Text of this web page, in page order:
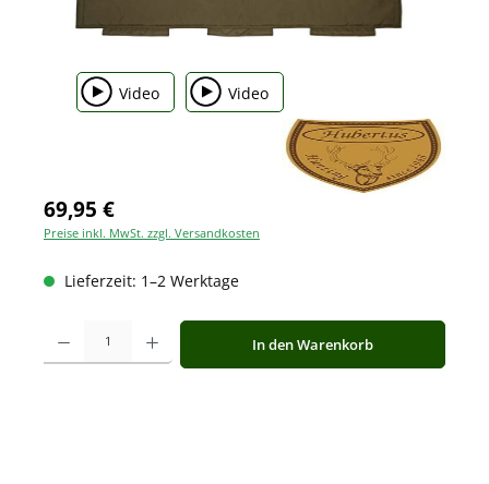
Video Video
69,95 €
Preise inkl. MwSt. zzgl. Versandkosten
Lieferzeit: 1–2 Werktage
Produkt Anzahl: Gib den gewünschten Wert ein oder benutze die
In den Warenkorb